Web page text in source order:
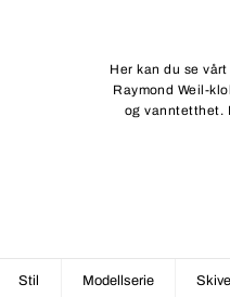
Her kan du se
Raymond Weil-
og vanntetthet.
Stil Modellserie Skive